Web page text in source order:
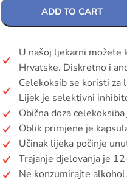
ADD TO CART
U našoj ljekarni možete
Hrvatske. Diskretno i
Celekoksib se koristi
Lijek je selektivni
Obična doza
Oblik primjene je
Učinak lijeka počinje
Trajanje djelovanja je
Ne konzumirajte alkohol.